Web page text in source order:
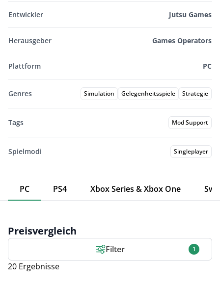
Entwickler Jutsu Games
Herausgeber Games Operators
Plattform PC
Genres Simulation Gelegenheitsspiele Strategie
Tags Mod Support
Spielmodi Singleplayer
PC PS4 Xbox Series & Xbox One
Preisvergleich
Filter 1
20 Ergebnisse